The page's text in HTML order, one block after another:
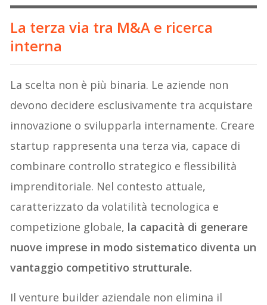
La terza via tra M&A e ricerca
interna
La scelta non è più binaria. Le aziende non
devono decidere esclusivamente tra acquistare
innovazione o svilupparla internamente. Creare
startup rappresenta una terza via, capace di
combinare controllo strategico e flessibilità
imprenditoriale. Nel contesto attuale,
caratterizzato da volatilità tecnologica e
competizione globale, la capacità di generare
nuove imprese in modo sistematico diventa un
vantaggio competitivo strutturale.
Il venture builder aziendale non elimina il